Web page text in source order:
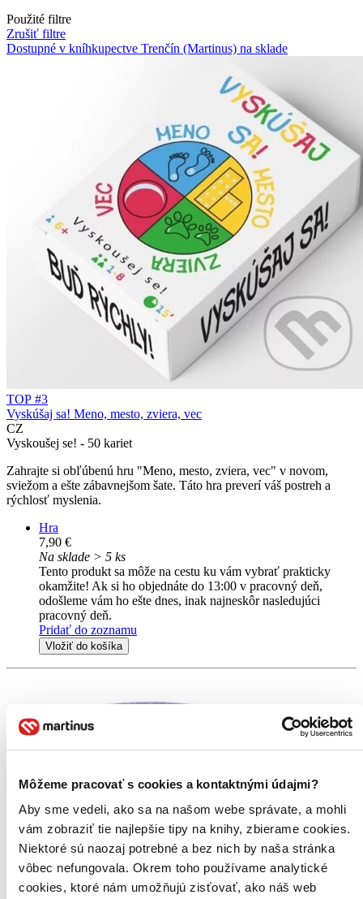
Môžeme pracovať s cookies a kontaktnými údajmi?
Aby sme vedeli, ako sa na našom webe správate, a mohli
vám zobraziť tie najlepšie tipy na knihy, zbierame cookies.
Niektoré sú naozaj potrebné a bez nich by naša stránka
vôbec nefungovala. Okrem toho používame analytické
cookies, ktoré nám umožňujú zisťovať, ako náš web
Použité filtre
Zrušiť filtre
Dostupné v kníhkupectve Trenčín (Martinus) na sklade
TOP #3
Vyskúšaj sa! Meno, mesto, zviera, vec
CZ
Vyskoušej se! - 50 kariet
Zahrajte si obľúbenú hru "Meno, mesto, zviera, vec" v novom,
sviežom a ešte zábavnejšom šate. Táto hra preverí váš postreh a
rýchlosť myslenia.
Hra
7,90 €
Na sklade > 5 ks
Tento produkt sa môže na cestu ku vám vybrať prakticky
okamžite! Ak si ho objednáte do 13:00 v pracovný deň,
odošleme vám ho ešte dnes, inak najneskôr nasledujúci
pracovný deň.
Pridať do zoznamu
Vložiť do košíka